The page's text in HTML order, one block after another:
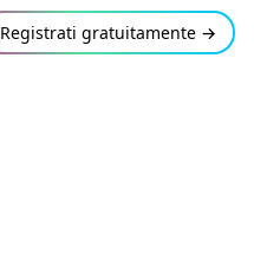
Registrati gratuitamente →